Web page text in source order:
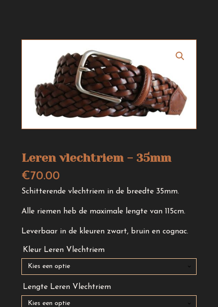
Leren vlechtriem - 35mm
€70.00
Schitterende vlechtriem in de breedte 35mm.
Alle riemen heb de maximale lengte van 115cm.
Leverbaar in de kleuren zwart, bruin en cognac.
Kleur Leren Vlechtriem
Lengte Leren Vlechtriem